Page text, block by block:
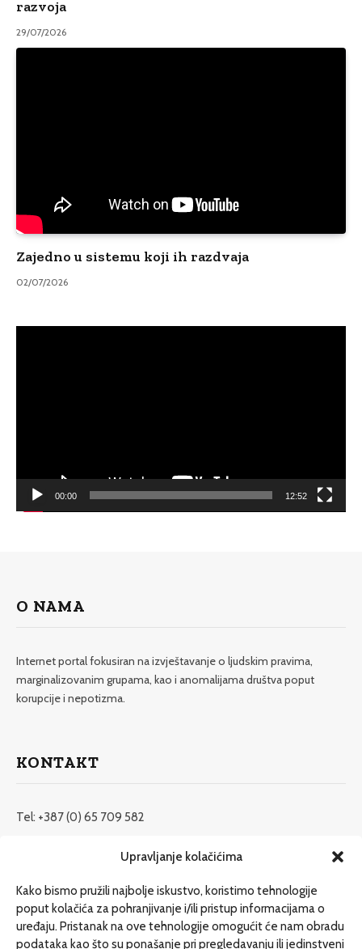
Upravljanje kolačićima
Kako bismo pružili najbolje iskustvo, koristimo tehnologije
poput kolačića za pohranjivanje i/ili pristup informacijama o
uređaju. Pristanak na ove tehnologije omogućit će nam obradu
podataka kao što su ponašanje pri pregledavanju ili jedinstveni
razvoja
29/07/2026
Zajedno u sistemu koji ih razdvaja
02/07/2026
00:00 12:52
O NAMA
Internet portal fokusiran na izvještavanje o ljudskim pravima,
marginalizovanim grupama, kao i anomalijama društva poput
korupcije i nepotizma.
KONTAKT
Tel: +387 (0) 65 709 582
redakcija@etrafika.net
Dosije